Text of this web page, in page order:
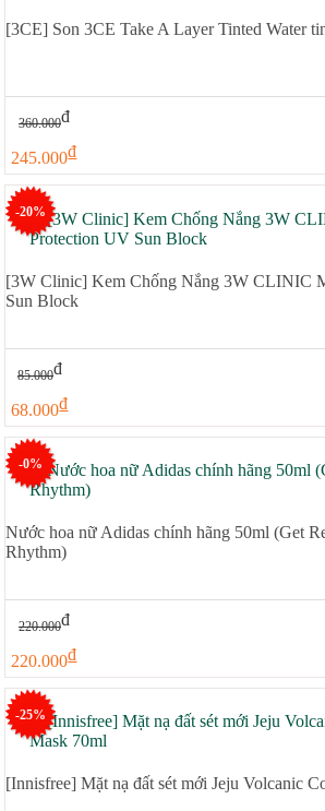
[3CE] Son 3CE Take A Layer Tinted Water
360.000đ
245.000đ
-20%
[3W Clinic] Kem Chống Nắng 3W CLINIC
Sun Block
85.000đ
68.000đ
-0%
Nước hoa nữ Adidas chính hãng 50ml (Get
Rhythm)
220.000đ
220.000đ
-25%
[Innisfree] Mặt nạ đất sét mới Jeju Volcanic